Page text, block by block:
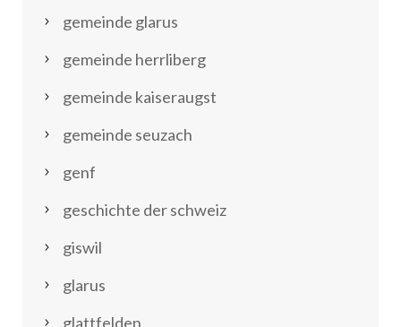
gemeinde glarus
gemeinde herrliberg
gemeinde kaiseraugst
gemeinde seuzach
genf
geschichte der schweiz
giswil
glarus
glattfelden